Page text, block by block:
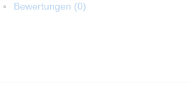
Bewertungen (0)